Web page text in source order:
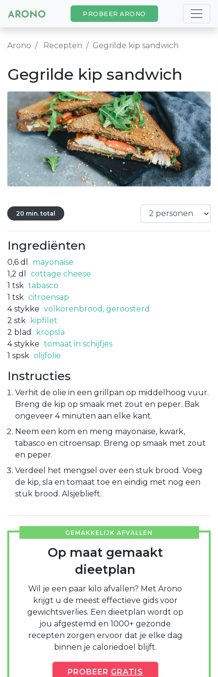
PROBEER ARONO
Arono Recepten Gegrilde kip sandwich
Gegrilde kip sandwich
20 min. total
Ingrediënten
0,6 dl
mayonaise
1,2 dl
cottage cheese
1 tsk tabasco
1 tsk citroensap
4 stykke volkorenbrood, geroosterd
2 stk
kipfilet
2 blad
kropsla
4 stykke tomaat in schijfjes
1 spsk olijfolie
Instructies
Verhit de olie in een grillpan op middelhoog vuur.
Breng de kip op smaak met zout en peper. Bak
ongeveer 4 minuten aan elke kant.
Neem een kom en meng mayonaise, kwark,
tabasco en citroensap. Breng op smaak met zout
en peper.
Verdeel het mengsel over een stuk brood. Voeg
de kip, sla en tomaat toe en eindig met nog een
stuk brood. Alsjeblieft.
GEMAKKELIJK AFVALLEN
Op maat gemaakt
dieetplan
Wil je een paar kilo afvallen? Met Arono
krijgt u de meest effectieve gids voor
gewichtsverlies. Een dieetplan wordt op
jou afgestemd en 1000+ gezonde
recepten zorgen ervoor dat je elke dag
binnen je caloriedoel blijft.
PROBEER GRATIS